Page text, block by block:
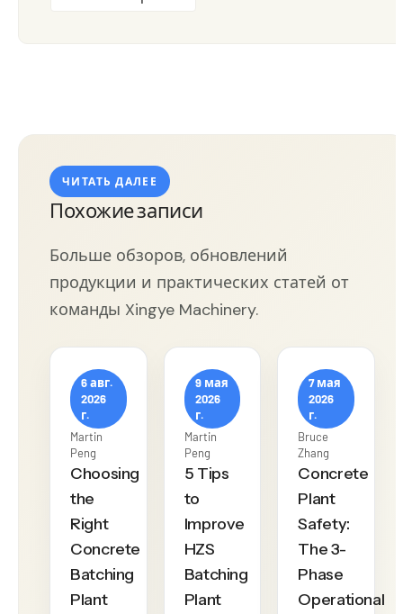
ЧИТАТЬ ДАЛЕЕ
Похожие записи
Больше обзоров, обновлений
продукции и практических статей от
команды Xingye Machinery.
6 авг.
2026
г.
Martin
Peng
Choosing
the
Right
Concrete
Batching
Plant
9 мая
2026
г.
Martin
Peng
5 Tips
to
Improve
HZS
Batching
Plant
7 мая
2026
г.
Bruce
Zhang
Concrete
Plant
Safety:
The 3-
Phase
Operational